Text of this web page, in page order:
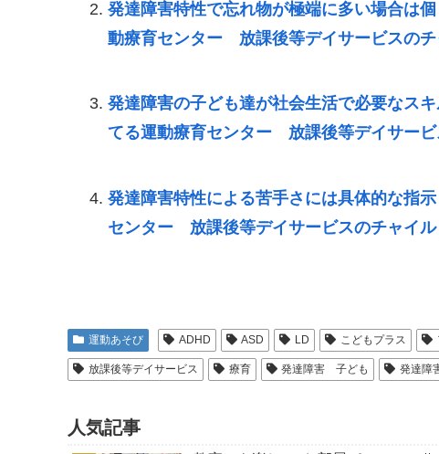
発達障害特性で忘れ物が極端に多い場合は
動療育センター 放課後等デイサービスのチ
発達障害の子ども達が社会生活で必要なス
てる運動療育センター 放課後等デイサー
発達障害特性による苦手さには具体的な指
センター 放課後等デイサービスのチャイル
運動あそび ADHD ASD LD こどもプラス
放課後等デイサービス 療育 発達障害 子ども 発達障
人気記事